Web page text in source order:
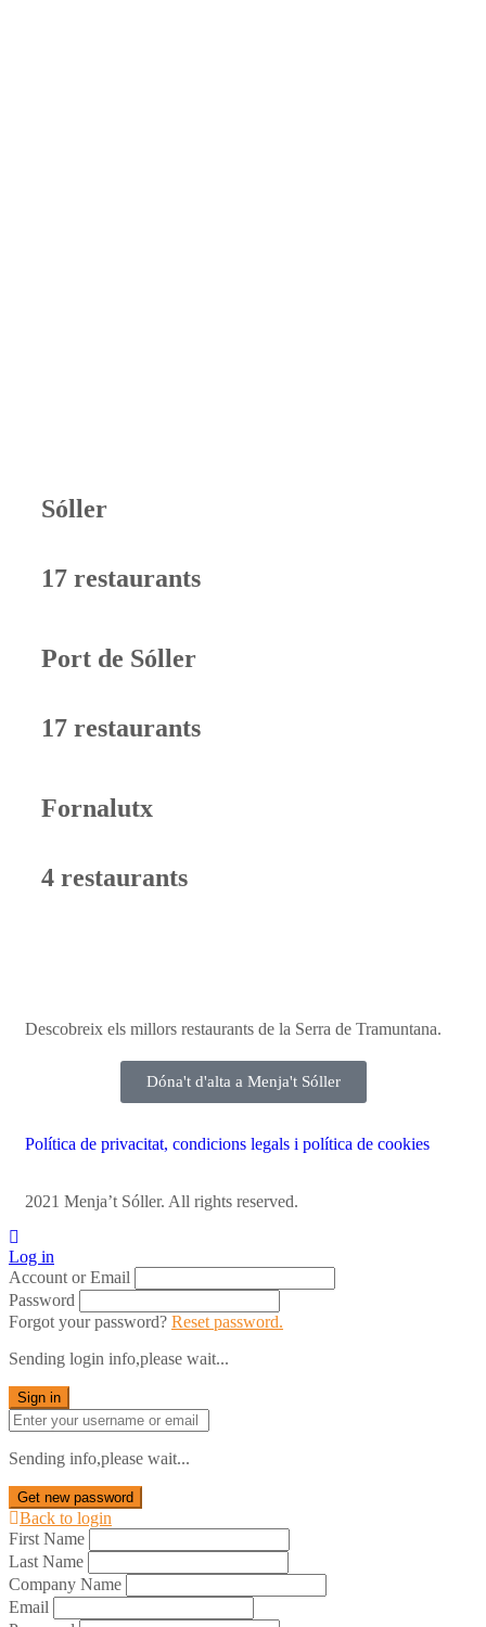
Sóller
17 restaurants
Port de Sóller
17 restaurants
Fornalutx
4 restaurants
Descobreix els millors restaurants de la Serra de Tramuntana.
Dóna't d'alta a Menja't Sóller
Política de privacitat, condicions legals i política de cookies
2021 Menja’t Sóller. All rights reserved.
Log in
Account or Email
Password
Forgot your password? Reset password.
Sending login info,please wait...
Sign in
Sending info,please wait...
Get new password
Back to login
First Name
Last Name
Company Name
Email